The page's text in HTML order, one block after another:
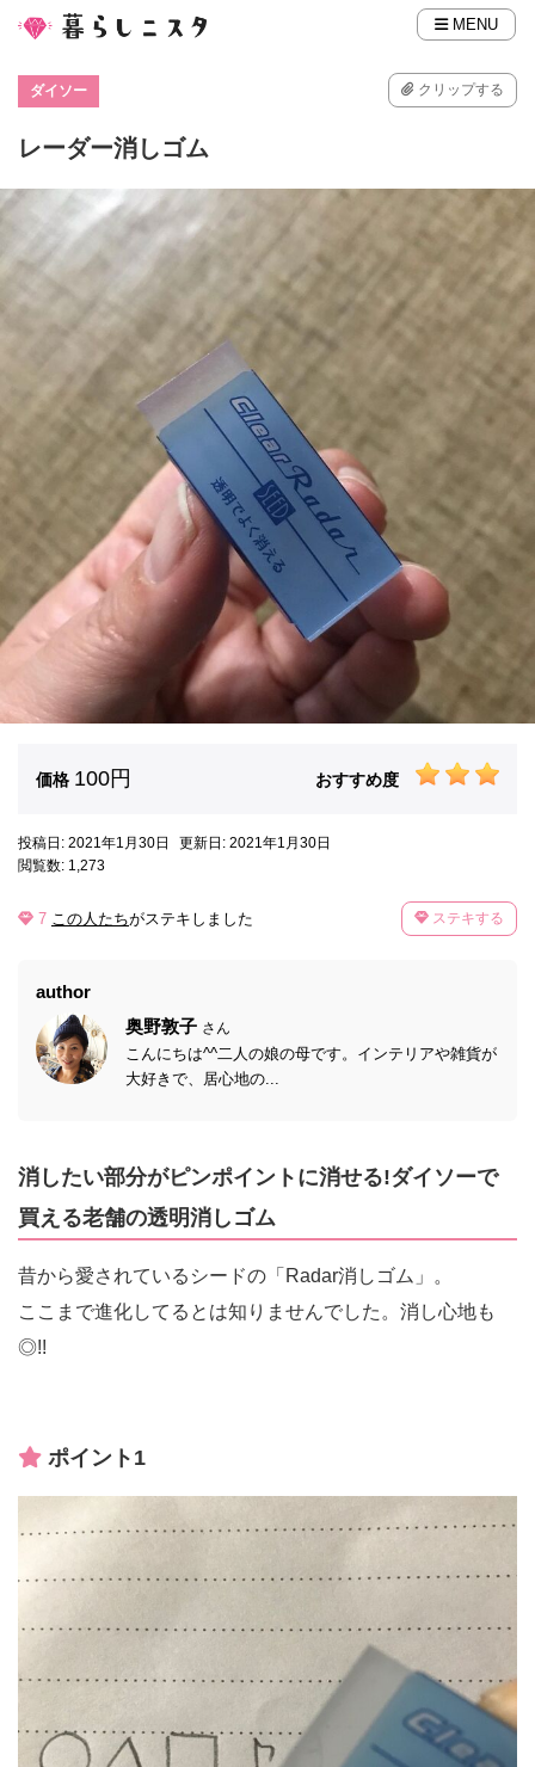
MENU
ダイソー クリップする
レーダー消しゴム
価格 100円 おすすめ度
投稿日: 2021年1月30日
更新日: 2021年1月30日
閲覧数: 1,273
7 この人たちがステキしました ステキする
author
奥野敦子 さん
こんにちは^^二人の娘の母です。インテリアや雑貨が
大好きで、居心地の...
消したい部分がピンポイントに消せる!ダイソーで
買える老舗の透明消しゴム
昔から愛されているシードの「Radar消しゴム」。
ここまで進化してるとは知りませんでした。消し心地も
◎!!
ポイント1